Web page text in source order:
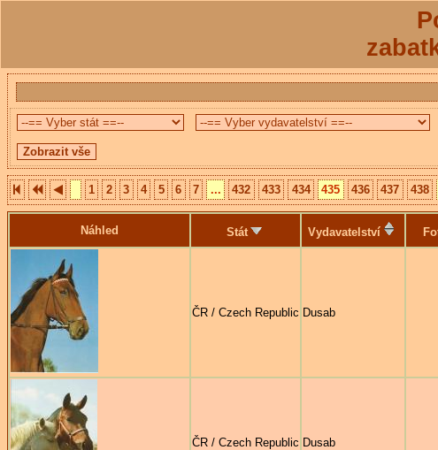
1 2 3 4 5 6 7 ... 432 433 434 435 436 437 438
Náhled Stát Vydavatelství
ČR / Czech Republic Dusab
ČR / Czech Republic Dusab